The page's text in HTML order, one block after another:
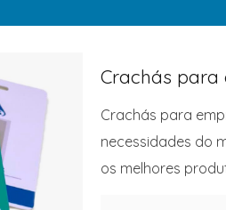
Crachás para
Crachás para
necessidades do
os melhores